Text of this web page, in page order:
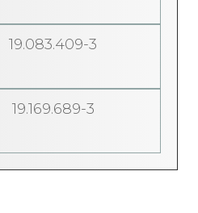
19.083.409-3
19.169.689-3